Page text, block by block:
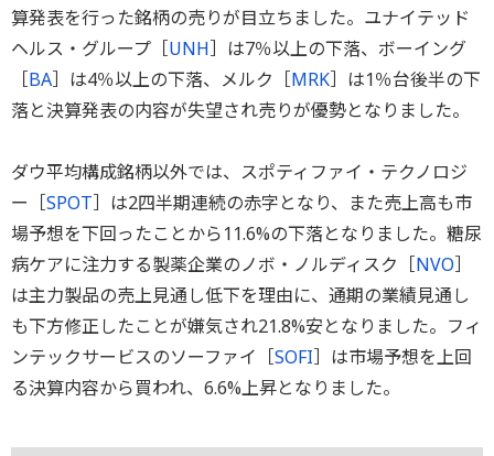
算発表を行った銘柄の売りが目立ちました。ユナイテッド
ヘルス・グループ［UNH］は7％以上の下落、ボーイング
［BA］は4％以上の下落、メルク［MRK］は1％台後半の下
落と決算発表の内容が失望され売りが優勢となりました。
ダウ平均構成銘柄以外では、スポティファイ・テクノロジ
ー［SPOT］は2四半期連続の赤字となり、また売上高も市
場予想を下回ったことから11.6%の下落となりました。糖尿
病ケアに注力する製薬企業のノボ・ノルディスク［NVO］
は主力製品の売上見通し低下を理由に、通期の業績見通し
も下方修正したことが嫌気され21.8%安となりました。フィ
ンテックサービスのソーファイ［SOFI］は市場予想を上回
る決算内容から買われ、6.6%上昇となりました。